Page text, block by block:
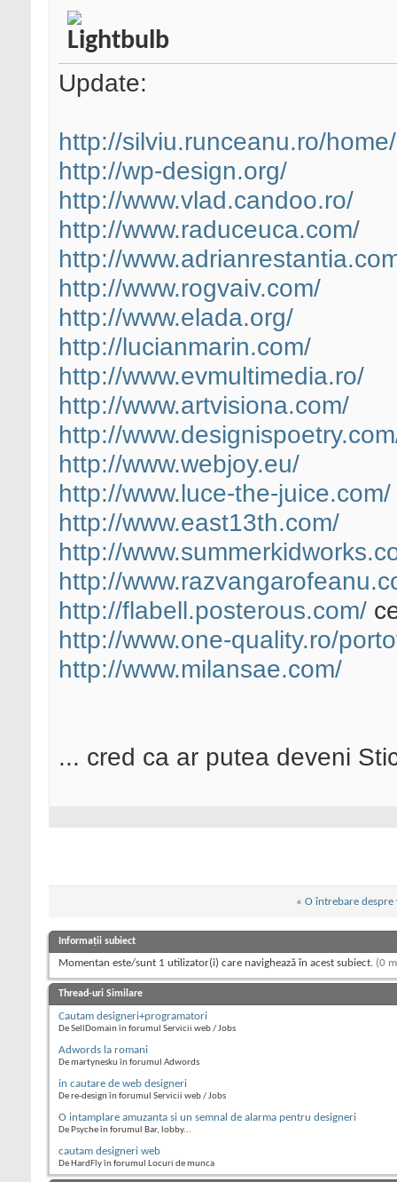
Update:
http://silviu.runceanu.ro/home/
http://wp-design.org/
http://www.vlad.candoo.ro/
http://www.raduceuca.com/
http://
http://www.rogvaiv.com/
http://www.elada.org/
http://lucianmarin.com/
http://www.evmultimedia.ro/
http://www.artvisiona.com/
http://
http://www.webjoy.eu/
http://www.luce-the-juice.com/
http://www.east13th.com/
http://
http://
http://flabell.posterous.com/
http://www.one-quality.ro/
http://www.milansae.com/
... cred ca ar putea deveni
« O întrebare
Informații subiect
Momentan este/sunt 1 utilizator(i) care navighează în acest subiect. (0
Thread-uri Similare
Cautam designeri+programatori
De SellDomain în forumul Servicii web / Jobs
Adwords la romani
De martynesku în forumul Adwords
in cautare de web designeri
De re-design în forumul Servicii web / Jobs
O intamplare amuzanta si un semnal de alarma pentru designeri
De Psyche în forumul Bar, lobby...
cautam designeri web
De HardFly în forumul Locuri de munca